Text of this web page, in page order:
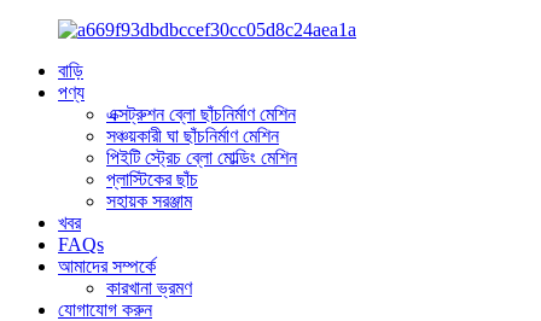
বাড়ি
পণ্য
এক্সট্রুশন ব্লো ছাঁচনির্মাণ মেশিন
সঞ্চয়কারী ঘা ছাঁচনির্মাণ মেশিন
পিইটি স্ট্রেচ ব্লো মোল্ডিং মেশিন
প্লাস্টিকের ছাঁচ
সহায়ক সরঞ্জাম
খবর
FAQs
আমাদের সম্পর্কে
কারখানা ভ্রমণ
যোগাযোগ করুন